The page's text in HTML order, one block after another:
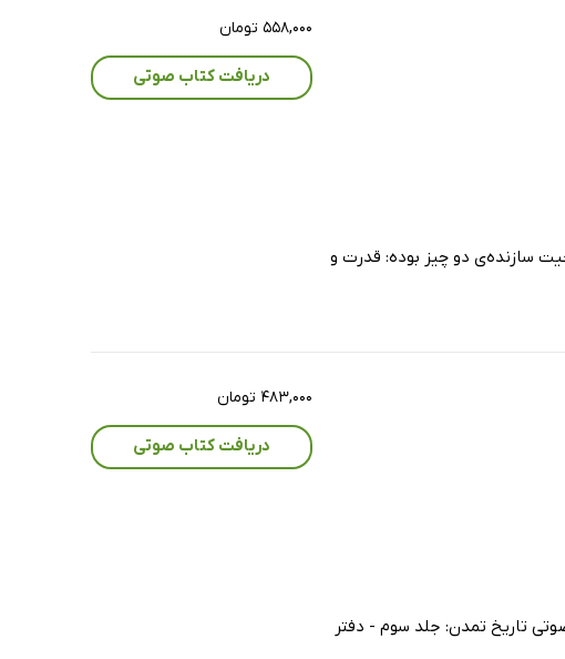
سازنده‌ی دو چیز بوده: قدرت و
۵۵۸,۰۰۰ تومان
دریافت کتاب صوتی
تاریخ تمدن: جلد سوم - دفتر
۴۸۳,۰۰۰ تومان
دریافت کتاب صوتی